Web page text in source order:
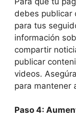
debes publicar
para tus
información
compartir
publicar
videos.
para mantener
Paso 4: